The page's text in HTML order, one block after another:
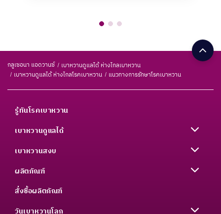
กลูเซอนา แอดวานซ์
เบาหวานดูแลได้ ห่างไกลเบาหวาน
เบาหวานดูแลได้ ห่างไกลโรคเบาหวาน
แนวทางการรักษาโรคเบาหวาน
รู้ทันโรคเบาหวาน
เบาหวานดูแลได้
เบาหวานสงบ
ผลิตภัณฑ์
สั่งซื้อผลิตภัณฑ์
วันเบาหวานโลก